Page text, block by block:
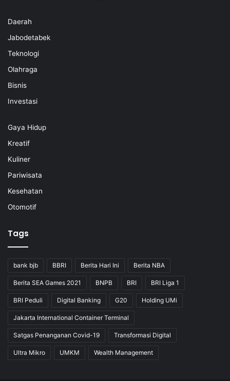
Daerah
Jabodetabek
Teknologi
Olahraga
Bisnis
Investasi
Gaya Hidup
Kreatif
Kuliner
Pariwisata
Kesehatan
Otomotif
Tags
bank bjb BBRI Berita Hari Ini Berita NBA
Berita SEA Games 2021 BNPB BRI BRI Liga 1
BRI Peduli Digital Banking G20 Holding UMi
Jakarta International Container Terminal
Satgas Penanganan Covid-19 Transformasi Digital
Ultra Mikro UMKM Wealth Management